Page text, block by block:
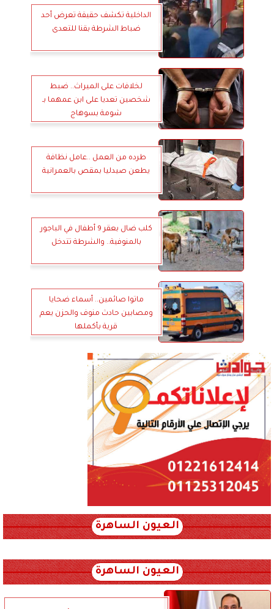
الداخلية تكشف حقيقة تعرض أحد
ضباط الشرطة بقنا للتعدى
لخلافات على الميراث.. ضبط
شخصين تعديا على ابن عمهما بـ
شومة بسوهاج
طرده من العمل ..عامل نظافة
يطعن صيدليا بمقص بالعمرانية
كلب ضال بعقر 9 أطفال في الباجور
بالمنوفية.. والشرطة تتدخل
ماتوا صائمين.. أسماء ضحايا
ومصابين حادث منوف والحزن يعم
قرية بأكملها
العيون الساهرة
العيون الساهرة